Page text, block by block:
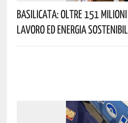
Basilicata: Oltre 151 Milioni
Lavoro Ed Energia